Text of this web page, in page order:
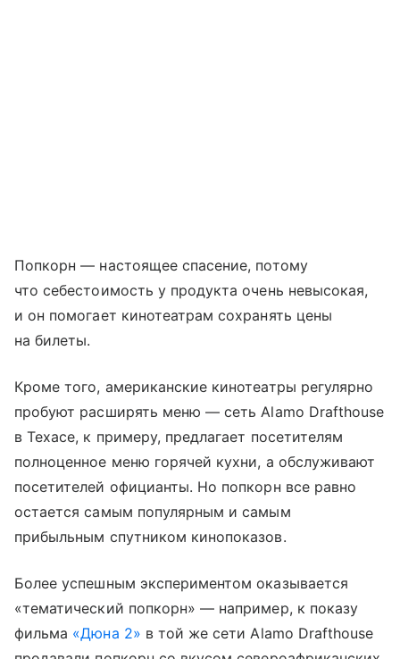
Попкорн — настоящее спасение, потому
что себестоимость у продукта очень невысокая,
и он помогает кинотеатрам сохранять цены
на билеты.
Кроме того, американские кинотеатры регулярно
пробуют расширять меню — сеть Alamo Drafthouse
в Техасе, к примеру, предлагает посетителям
полноценное меню горячей кухни, а обслуживают
посетителей официанты. Но попкорн все равно
остается самым популярным и самым
прибыльным спутником кинопоказов.
Более успешным экспериментом оказывается
«тематический попкорн» — например, к показу
фильма «Дюна 2» в той же сети Alamo Drafthouse